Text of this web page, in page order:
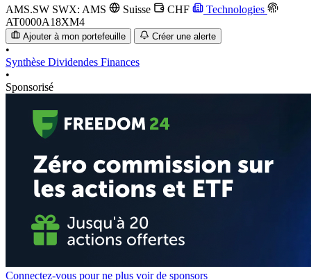
AMS.SW SWX: AMS Suisse CHF
Technologies
AT0000A18XM4
Ajouter à mon portefeuille Créer une alerte
•
Synthèse Dividendes Finances
•
Sponsorisé
Connectez-vous pour ne plus voir de sponsors